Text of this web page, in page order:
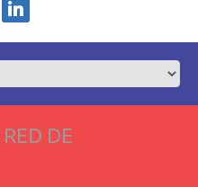
RED DE